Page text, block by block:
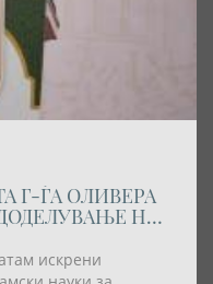
Г-ЃА ОЛИВЕРА
НА
НА ИВЗ
искрени